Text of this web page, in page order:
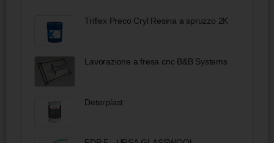
Triflex Preco Cryl Resina a spruzzo 2K
Lavorazione a fresa cnc B&B Systems
Deterplast